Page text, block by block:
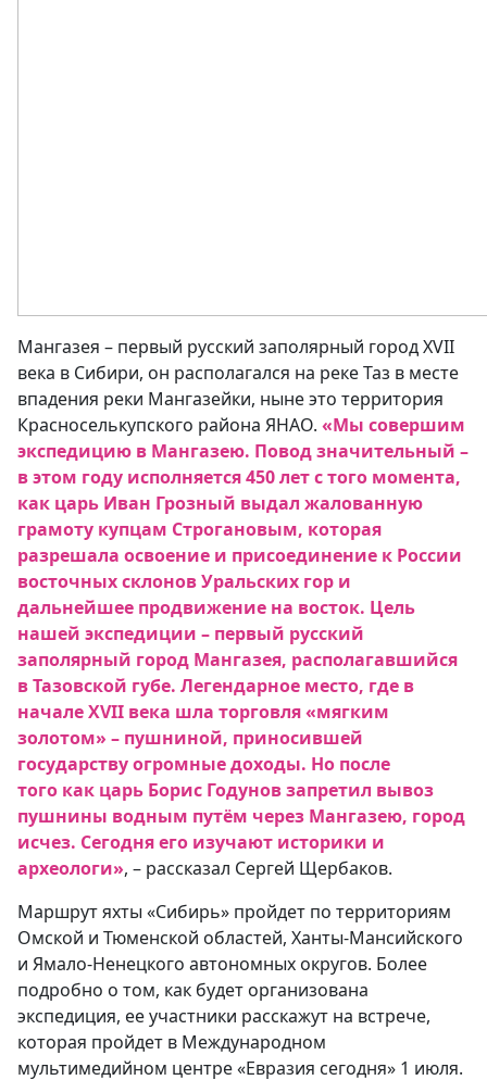
Мангазея – первый русский заполярный город XVII
века в Сибири, он располагался на реке Таз в месте
впадения реки Мангазейки, ныне это территория
Красноселькупского района ЯНАО. «Мы совершим
экспедицию в Мангазею. Повод значительный –
в этом году исполняется 450 лет с того момента,
как царь Иван Грозный выдал жалованную
грамоту купцам Строгановым, которая
разрешала освоение и присоединение к России
восточных склонов Уральских гор и
дальнейшее продвижение на восток. Цель
нашей экспедиции – первый русский
заполярный город Мангазея, располагавшийся
в Тазовской губе. Легендарное место, где в
начале XVII века шла торговля «мягким
золотом» – пушниной, приносившей
государству огромные доходы. Но после
того как царь Борис Годунов запретил вывоз
пушнины водным путём через Мангазею, город
исчез. Сегодня его изучают историки и
археологи», – рассказал Сергей Щербаков.
Маршрут яхты «Сибирь» пройдет по территориям
Омской и Тюменской областей, Ханты-Мансийского
и Ямало-Ненецкого автономных округов. Более
подробно о том, как будет организована
экспедиция, ее участники расскажут на встрече,
которая пройдет в Международном
мультимедийном центре «Евразия сегодня» 1 июля.